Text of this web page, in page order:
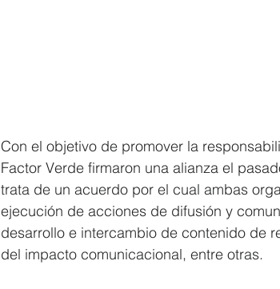
Con el objetivo de promover la
Factor Verde firmaron una alianza el
trata de un acuerdo por el cual ambas
ejecución de acciones de difusión y
desarrollo e intercambio de contenido de
del impacto comunicacional, entre otras.